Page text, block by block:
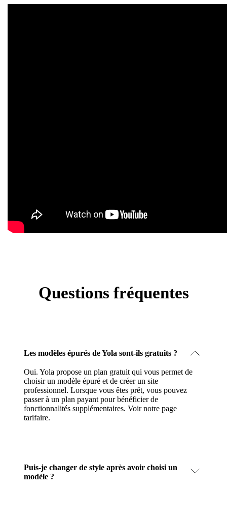
Questions fréquentes
Les modèles épurés de Yola sont-ils gratuits ?
Oui. Yola propose un plan gratuit qui vous permet de
choisir un modèle épuré et de créer un site
professionnel. Lorsque vous êtes prêt, vous pouvez
passer à un plan payant pour bénéficier de
fonctionnalités supplémentaires. Voir notre page
tarifaire.
Puis-je changer de style après avoir choisi un
modèle ?